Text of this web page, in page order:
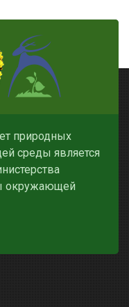
природных
среды является
окружающей